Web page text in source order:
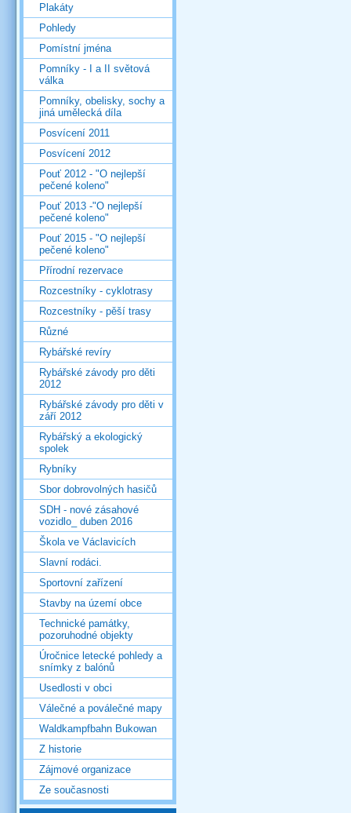
Plakáty
Pohledy
Pomístní jména
Pomníky - I a II světová
válka
Pomníky, obelisky, sochy a
jiná umělecká díla
Posvícení 2011
Posvícení 2012
Pouť 2012 - "O nejlepší
pečené koleno"
Pouť 2013 -"O nejlepší
pečené koleno"
Pouť 2015 - "O nejlepší
pečené koleno"
Přírodní rezervace
Rozcestníky - cyklotrasy
Rozcestníky - pěší trasy
Různé
Rybářské revíry
Rybářské závody pro děti
2012
Rybářské závody pro děti v
září 2012
Rybářský a ekologický
spolek
Rybníky
Sbor dobrovolných hasičů
SDH - nové zásahové
vozidlo_ duben 2016
Škola ve Václavicích
Slavní rodáci.
Sportovní zařízení
Stavby na území obce
Technické památky,
pozoruhodné objekty
Úročnice letecké pohledy a
snímky z balónů
Usedlosti v obci
Válečné a poválečné mapy
Waldkampfbahn Bukowan
Z historie
Zájmové organizace
Ze současnosti